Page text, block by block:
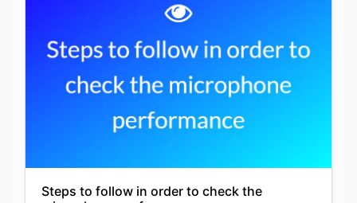
Steps to follow in order to check the